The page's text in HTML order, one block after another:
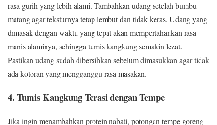
rasa gurih yang lebih alami. Tambahkan udang setelah bumbu
matang agar teksturnya tetap lembut dan tidak keras. Udang yang
dimasak dengan waktu yang tepat akan mempertahankan rasa
manis alaminya, sehingga tumis kangkung semakin lezat.
Pastikan udang sudah dibersihkan sebelum dimasukkan agar tidak
ada kotoran yang mengganggu rasa masakan.
4. Tumis Kangkung Terasi dengan Tempe
Jika ingin menambahkan protein nabati, potongan tempe goreng